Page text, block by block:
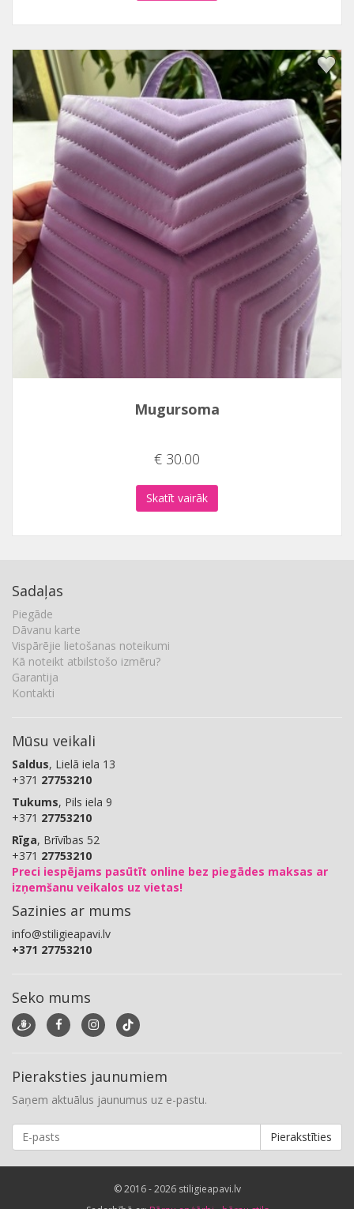
Mugursoma
€ 30.00
Skatīt vairāk
Sadaļas
Piegāde
Dāvanu karte
Vispārējie lietošanas noteikumi
Kā noteikt atbilstošo izmēru?
Garantija
Kontakti
Mūsu veikali
Saldus, Lielā iela 13
+371 27753210
Tukums, Pils iela 9
+371 27753210
Rīga, Brīvības 52
+371 27753210
Preci iespējams pasūtīt online bez piegādes maksas ar
izņemšanu veikalos uz vietas!
Sazinies ar mums
info@stiligieapavi.lv
+371 27753210
Seko mums
Pieraksties jaunumiem
Saņem aktuālus jaunumus uz e-pastu.
Pierakstīties
© 2016 - 2026 stiligieapavi.lv